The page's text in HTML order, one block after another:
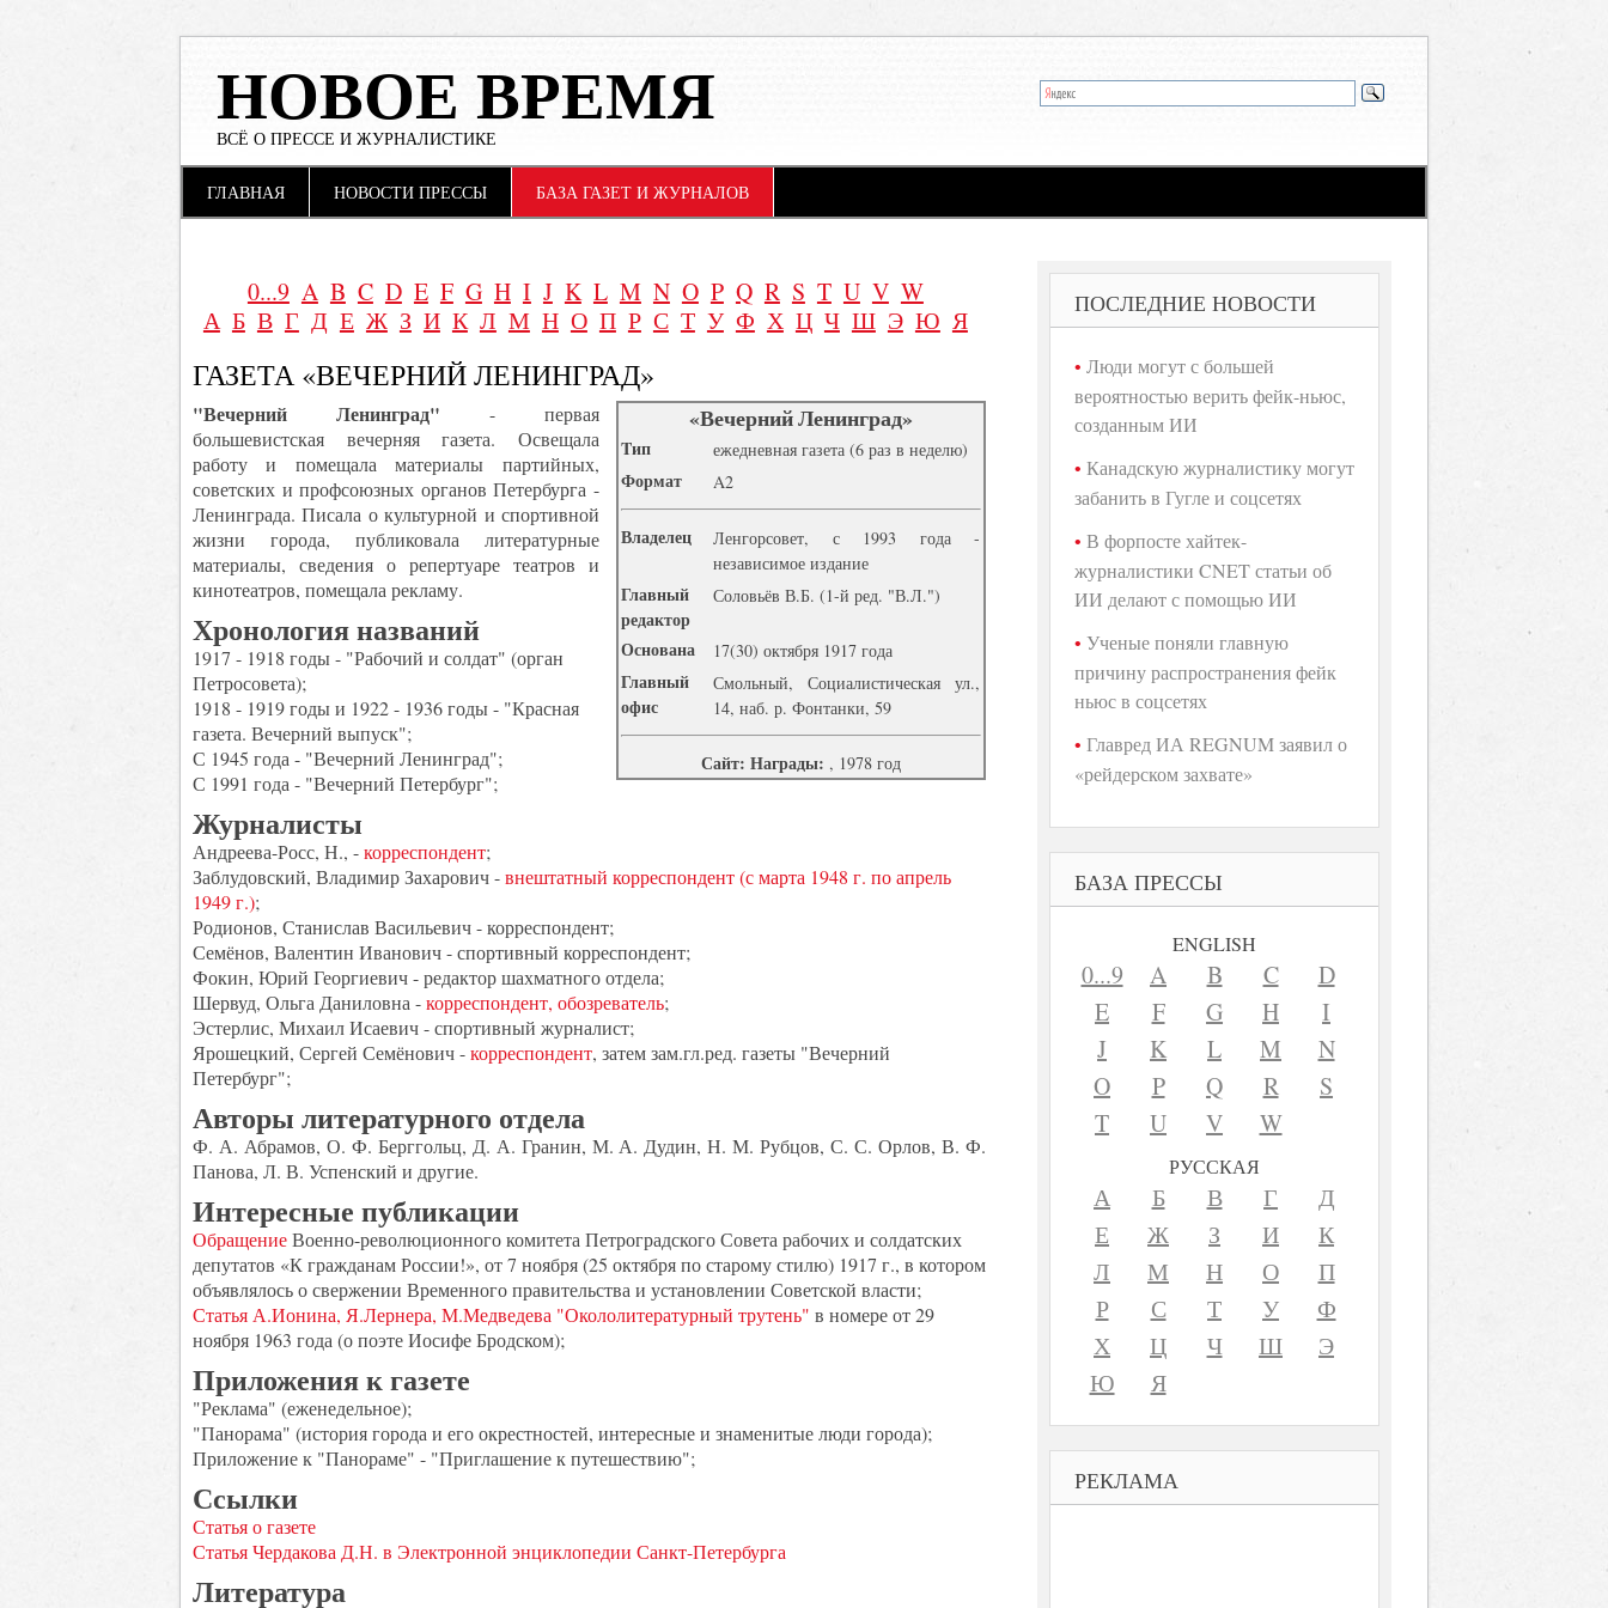
НОВОЕ ВРЕМЯ
ВСЁ О ПРЕССЕ И ЖУРНАЛИСТИКЕ
Main menu
ГЛАВНАЯ НОВОСТИ ПРЕССЫ БАЗА ГАЗЕТ И ЖУРНАЛОВ
0...9 A B C D E F G H I J K L M N O P Q R S T U V W
А Б В Г Д Е Ж З И К Л М Н О П Р С Т У Ф Х Ц Ч Ш Э Ю Я
ГАЗЕТА «ВЕЧЕРНИЙ ЛЕНИНГРАД»
«Вечерний Ленинград»
Tип ежедневная газета (6 раз в неделю)
Формат A2
Владелец
Ленгорсовет, с 1993 года -
независимое издание
Главный
редактор
Соловьёв В.Б. (1-й ред. "В.Л.")
Основана 17(30) октября 1917 года
Главный
офис
Смольный, Социалистическая ул.,
14, наб. р. Фонтанки, 59
Сайт: Награды: , 1978 год
"Вечерний Ленинград" - первая
большевистская вечерняя газета. Освещала
работу и помещала материалы партийных,
советских и профсоюзных органов Петербурга -
Ленинграда. Писала о культурной и спортивной
жизни города, публиковала литературные
материалы, сведения о репертуаре театров и
кинотеатров, помещала рекламу.
Хронология названий
1917 - 1918 годы - "Рабочий и солдат" (орган
Петросовета);
1918 - 1919 годы и 1922 - 1936 годы - "Красная
газета. Вечерний выпуск";
С 1945 года - "Вечерний Ленинград";
С 1991 года - "Вечерний Петербург";
Журналисты
Андреева-Росс, Н., -корреспондент;
Заблудовский, Владимир Захарович -внештатный корреспондент (с марта 1948 г. по апрель
1949 г.);
Родионов, Станислав Васильевич - корреспондент;
Семёнов, Валентин Иванович - спортивный корреспондент;
Фокин, Юрий Георгиевич - редактор шахматного отдела;
Шервуд, Ольга Даниловна -корреспондент, обозреватель;
Эстерлис, Михаил Исаевич - спортивный журналист;
Ярошецкий, Сергей Семёнович -корреспондент, затем зам.гл.ред. газеты "Вечерний
Петербург";
Авторы литературного отдела
Ф. А. Абрамов, О. Ф. Берггольц, Д. А. Гранин, М. А. Дудин, Н. М. Рубцов, С. С. Орлов, В. Ф.
Панова, Л. В. Успенский и другие.
Интересные публикации
ОбращениеВоенно-революционного комитета Петроградского Совета рабочих и солдатских
депутатов «К гражданам России!», от 7 ноября (25 октября по старому стилю) 1917 г., в котором
объявлялось о свержении Временного правительства и установлении Советской власти;
Статья А.Ионина, Я.Лернера, М.Медведева "Окололитературный трутень" в номере от 29
ноября 1963 года (о поэте Иосифе Бродском);
Приложения к газете
"Реклама" (еженедельное);
"Панорама" (история города и его окрестностей, интересные и знаменитые люди города);
Приложение к "Панораме" - "Приглашение к путешествию";
Ссылки
Статья о газете
Статья Чердакова Д.Н. в Электронной энциклопедии Санкт-Петербурга
Литература
ПОСЛЕДНИЕ НОВОСТИ
Люди могут с большей
вероятностью верить фейк-ньюс,
созданным ИИ
Канадскую журналистику могут
забанить в Гугле и соцсетях
В форпосте хайтек-
журналистики CNET статьи об
ИИ делают с помощью ИИ
Ученые поняли главную
причину распространения фейк
ньюс в соцсетях
Главред ИА REGNUM заявил о
«рейдерском захвате»
БАЗА ПРЕССЫ
ENGLISH
0...9 A B C
D
E
F G H
I
J
K L M
N
O
P Q R
S
T
U V W
РУССКАЯ
А Б В Г
Д
Е
Ж З И
К
Л
М Н О
П
Р
С Т У
Ф
Х
Ц Ч Ш
Э
Ю
Я
РЕКЛАМА